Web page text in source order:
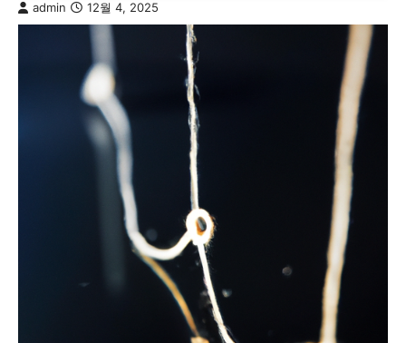
admin 12월 4, 2025